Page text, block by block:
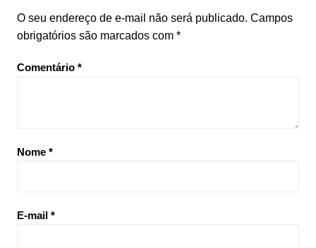
O seu endereço de e-mail não será publicado. Campos
obrigatórios são marcados com *
Comentário *
Nome *
E-mail *